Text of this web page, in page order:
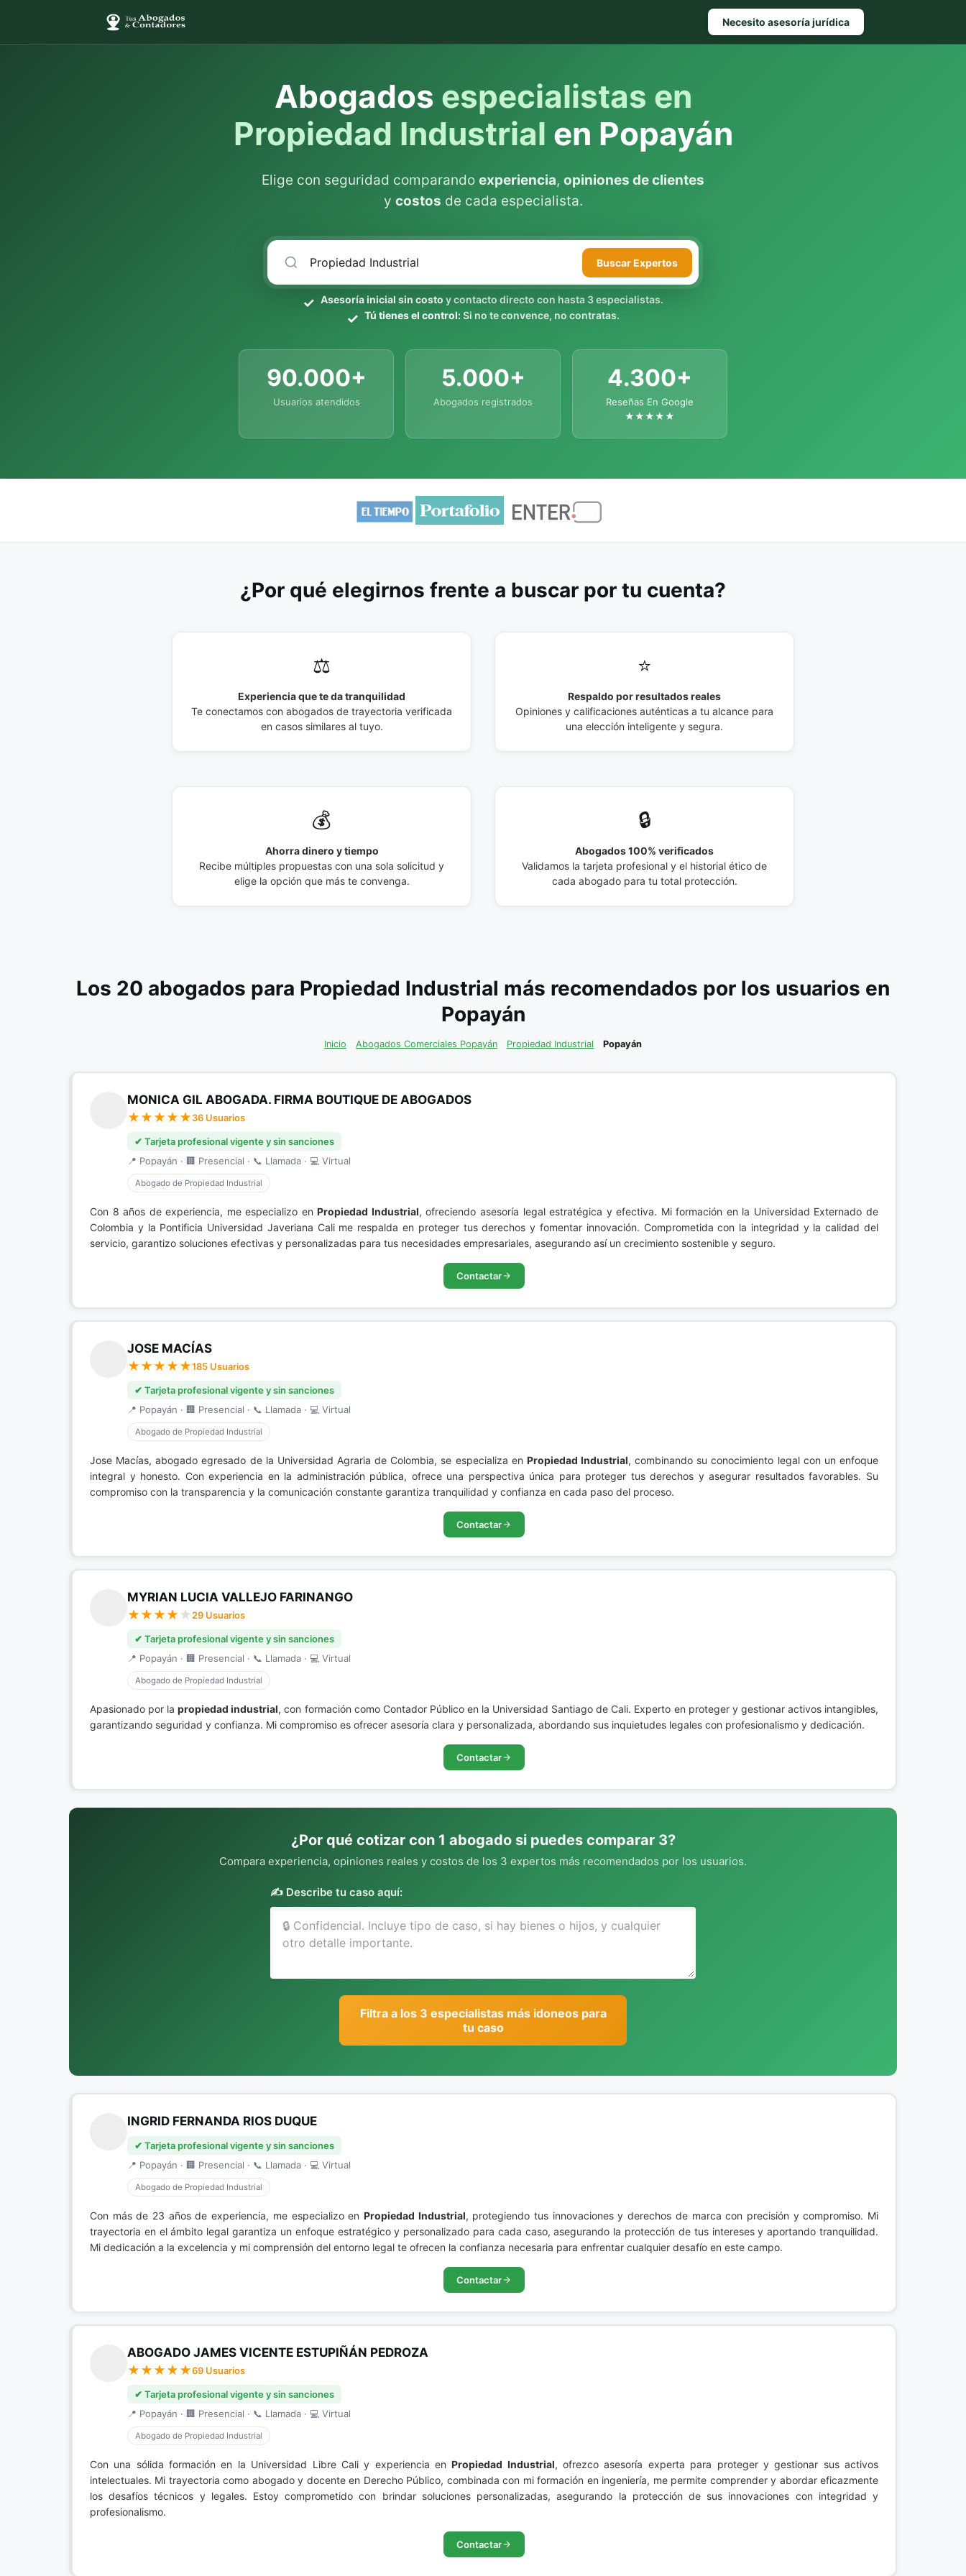
Necesito asesoría jurídica
Abogados especialistas en
Propiedad Industrial en Popayán
Elige con seguridad comparando experiencia, opiniones de clientes
y costos de cada especialista.
BuscarExpertos
Asesoría inicial sin costo y contacto directo con hasta 3 especialistas.
Tú tienes el control:Si no te convence, no contratas.
90.000+
Usuarios atendidos
5.000+
Abogados registrados
4.300+
Reseñas En Google
★★★★★
¿Por qué elegirnos frente a buscar por tu cuenta?
⚖️
Experiencia que te da tranquilidad
Te conectamos con abogados de trayectoria verificada
en casos similares al tuyo.
⭐
Respaldo por resultados reales
Opiniones y calificaciones auténticas a tu alcance para
una elección inteligente y segura.
💰
Ahorra dinero y tiempo
Recibe múltiples propuestas con una sola solicitud y
elige la opción que más te convenga.
🔒
Abogados 100% verificados
Validamos la tarjeta profesional y el historial ético de
cada abogado para tu total protección.
Los 20 abogados para Propiedad Industrial más recomendados por los usuarios en
Popayán
Inicio Abogados Comerciales Popayán Propiedad Industrial Popayán
MONICA GIL ABOGADA. FIRMA BOUTIQUE DE ABOGADOS
36 Usuarios
✔ Tarjeta profesional vigente y sin sanciones
📍 Popayán · 🏢 Presencial · 📞 Llamada · 💻 Virtual
Abogado de Propiedad Industrial
Con 8 años de experiencia, me especializo enPropiedad Industrial, ofreciendo asesoría legal estratégica y efectiva. Mi formación en la Universidad Externado de
Colombia y la Pontificia Universidad Javeriana Cali me respalda en proteger tus derechos y fomentar innovación. Comprometida con la integridad y la calidad del
servicio, garantizo soluciones efectivas y personalizadas para tus necesidades empresariales, asegurando así un crecimiento sostenible y seguro.
Contactar
JOSE MACÍAS
185 Usuarios
✔ Tarjeta profesional vigente y sin sanciones
📍 Popayán · 🏢 Presencial · 📞 Llamada · 💻 Virtual
Abogado de Propiedad Industrial
Jose Macías, abogado egresado de la Universidad Agraria de Colombia, se especializa en Propiedad Industrial, combinando su conocimiento legal con un enfoque
integral y honesto. Con experiencia en la administración pública, ofrece una perspectiva única para proteger tus derechos y asegurar resultados favorables. Su
compromiso con la transparencia y la comunicación constante garantiza tranquilidad y confianza en cada paso del proceso.
Contactar
MYRIAN LUCIA VALLEJO FARINANGO
29 Usuarios
✔ Tarjeta profesional vigente y sin sanciones
📍 Popayán · 🏢 Presencial · 📞 Llamada · 💻 Virtual
Abogado de Propiedad Industrial
Apasionado por lapropiedad industrial, con formación como Contador Público en la Universidad Santiago de Cali. Experto en proteger y gestionar activos intangibles,
garantizando seguridad y confianza. Mi compromiso es ofrecer asesoría clara y personalizada, abordando sus inquietudes legales con profesionalismo y dedicación.
Contactar
¿Por qué cotizar con 1 abogado si puedes comparar 3?
Compara experiencia, opiniones reales y costos de los 3 expertos más recomendados por los usuarios.
✍️ Describe tu caso aquí:
Filtra a los 3 especialistas más idoneos para
tu caso
INGRID FERNANDA RIOS DUQUE
✔ Tarjeta profesional vigente y sin sanciones
📍 Popayán · 🏢 Presencial · 📞 Llamada · 💻 Virtual
Abogado de Propiedad Industrial
Con más de 23 años de experiencia, me especializo en Propiedad Industrial, protegiendo tus innovaciones y derechos de marca con precisión y compromiso. Mi
trayectoria en el ámbito legal garantiza un enfoque estratégico y personalizado para cada caso, asegurando la protección de tus intereses y aportando tranquilidad.
Mi dedicación a la excelencia y mi comprensión del entorno legal te ofrecen la confianza necesaria para enfrentar cualquier desafío en este campo.
Contactar
ABOGADO JAMES VICENTE ESTUPIÑÁN PEDROZA
69 Usuarios
✔ Tarjeta profesional vigente y sin sanciones
📍 Popayán · 🏢 Presencial · 📞 Llamada · 💻 Virtual
Abogado de Propiedad Industrial
Con una sólida formación en la Universidad Libre Cali y experiencia enPropiedad Industrial, ofrezco asesoría experta para proteger y gestionar sus activos
intelectuales. Mi trayectoria como abogado y docente en Derecho Público, combinada con mi formación en ingeniería, me permite comprender y abordar eficazmente
los desafíos técnicos y legales. Estoy comprometido con brindar soluciones personalizadas, asegurando la protección de sus innovaciones con integridad y
profesionalismo.
Contactar